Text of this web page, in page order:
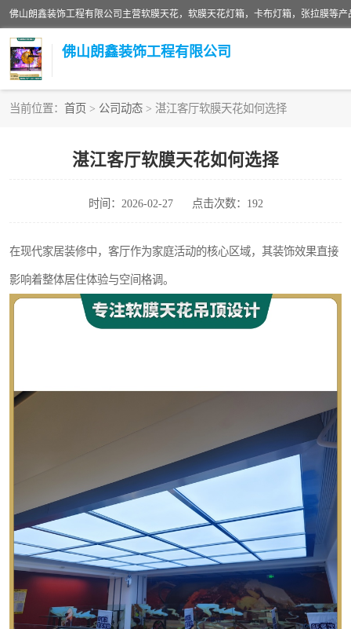
佛山朗鑫装饰工程有限公司
当前位置： 首页 > 公司动态 > 湛江客厅软膜天花如何选择
湛江客厅软膜天花如何选择
时间：2026-02-27 点击次数：192
在现代家居装修中，客厅作为家庭活动的核心区域，其装饰效果直接
影响着整体居住体验与空间格调。